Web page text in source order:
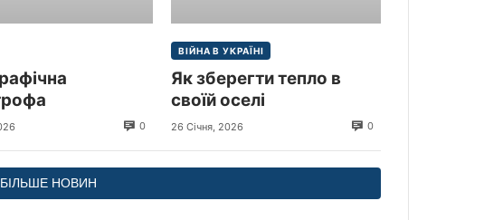
0
ВІЙНА В УКРАЇНІ
Як зберегти тепло в
своїй оселі
26 Січня, 2026 0
БІЛЬШЕ НОВИН